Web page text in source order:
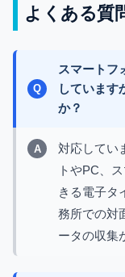
よくある質
スマートフ
しています
か？
対応してい
トやPC、
きる電子タ
務所での対
ータの収集